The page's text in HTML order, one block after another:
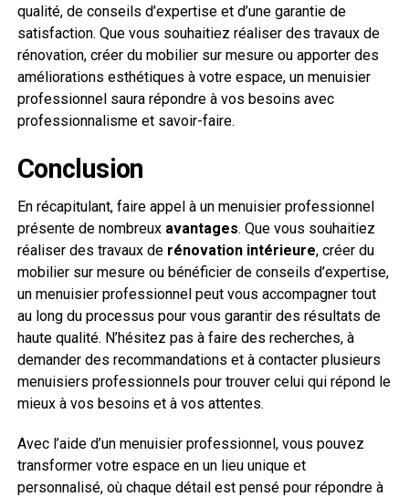
qualité, de conseils d’expertise et d’une garantie de
satisfaction. Que vous souhaitiez réaliser des travaux de
rénovation, créer du mobilier sur mesure ou apporter des
améliorations esthétiques à votre espace, un menuisier
professionnel saura répondre à vos besoins avec
professionnalisme et savoir-faire.
Conclusion
En récapitulant, faire appel à un menuisier professionnel
présente de nombreux avantages. Que vous souhaitiez
réaliser des travaux de rénovation intérieure, créer du
mobilier sur mesure ou bénéficier de conseils d’expertise,
un menuisier professionnel peut vous accompagner tout
au long du processus pour vous garantir des résultats de
haute qualité. N’hésitez pas à faire des recherches, à
demander des recommandations et à contacter plusieurs
menuisiers professionnels pour trouver celui qui répond le
mieux à vos besoins et à vos attentes.
Avec l’aide d’un menuisier professionnel, vous pouvez
transformer votre espace en un lieu unique et
personnalisé, où chaque détail est pensé pour répondre à